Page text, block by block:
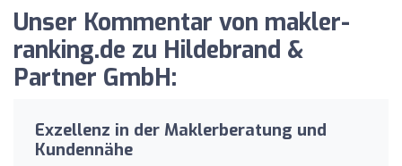
Unser Kommentar von makler-
ranking.de zu Hildebrand &
Partner GmbH:
Exzellenz in der Maklerberatung und
Kundennähe